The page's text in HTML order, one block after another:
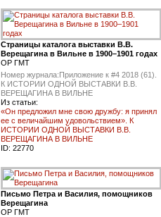
Страницы каталога выставки В.В.
Верещагина в Вильне в 1900–1901 годах
ОР ГМТ
Номер журнала:Приложение к #4 2018 (61).
К ИСТОРИИ ОДНОЙ ВЫСТАВКИ В.В.
ВЕРЕЩАГИНА В ВИЛЬНЕ
Из статьи:
«Он предложил мне свою дружбу: я принял
ее с величайшим удовольствием». К
ИСТОРИИ ОДНОЙ ВЫСТАВКИ В.В.
ВЕРЕЩАГИНА В ВИЛЬНЕ
ID: 22770
Письмо Петра и Василия, помощников
Верещагина
ОР ГМТ